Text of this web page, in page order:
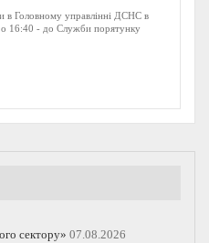
в Головному управлінні ДСНС в
о 16:40 - до Служби порятунку
сектору» 07.08.2026